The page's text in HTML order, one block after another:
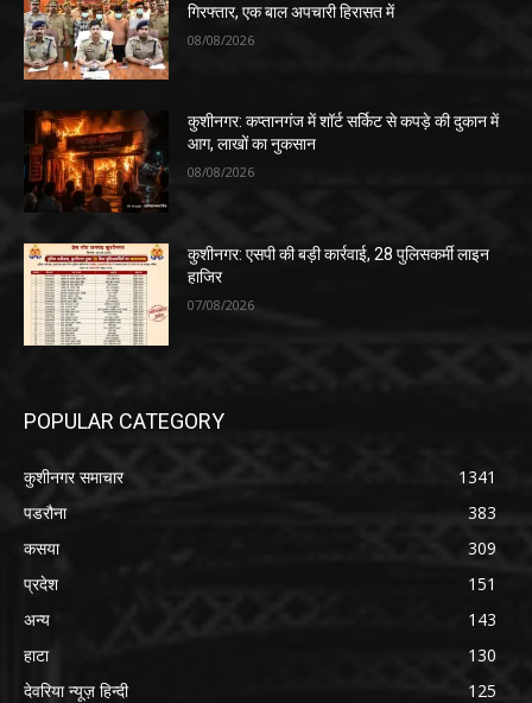
गिरफ्तार, एक बाल अपचारी हिरासत में
08/08/2026
कुशीनगर: कप्तानगंज में शॉर्ट सर्किट से कपड़े की दुकान में
आग, लाखों का नुकसान
08/08/2026
कुशीनगर: एसपी की बड़ी कार्रवाई, 28 पुलिसकर्मी लाइन
हाजिर
07/08/2026
POPULAR CATEGORY
कुशीनगर समाचार
1341
पडरौना
383
कसया
309
प्रदेश
151
अन्य
143
हाटा
130
देवरिया न्यूज़ हिन्दी
125